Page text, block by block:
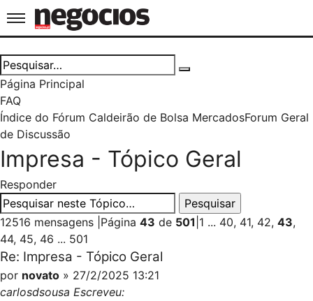
Jornal de Negócios
Página Principal
FAQ
Índice do Fórum Caldeirão de Bolsa MercadosForum Geral
de Discussão
Impresa - Tópico Geral
Responder
12516 mensagens Página 43 de 501 1 ... 40, 41, 42, 43,
44, 45, 46 ... 501
Re: Impresa - Tópico Geral
por novato » 27/2/2025 13:21
carlosdsousa Escreveu: